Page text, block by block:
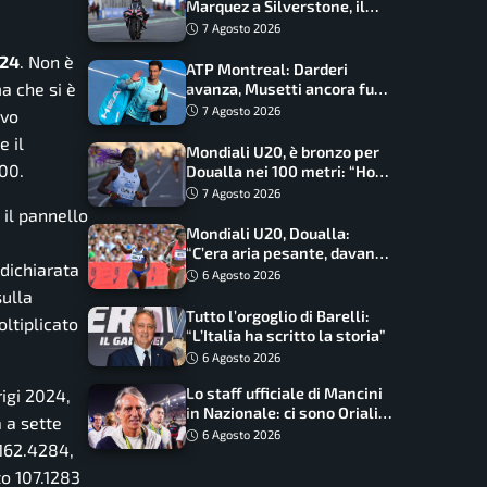
. Non è
che si è
il
il pannello
2024,
a sette
107.1283
Marquez a Silverstone, il
programma e gli orari
7 Agosto 2026
ATP Montreal: Darderi
avanza, Musetti ancora fuori
con Jodar
7 Agosto 2026
Mondiali U20, è bronzo per
Doualla nei 100 metri: “Ho
scacciato l’ansia”
7 Agosto 2026
Mondiali U20, Doualla:
“C’era aria pesante, davano
le mascherine! Finale? Non
6 Agosto 2026
Tutto l’orgoglio di Barelli:
“L’Italia ha scritto la storia”
6 Agosto 2026
Lo staff ufficiale di Mancini
in Nazionale: ci sono Oriali e
Bonucci, confermato un
6 Agosto 2026